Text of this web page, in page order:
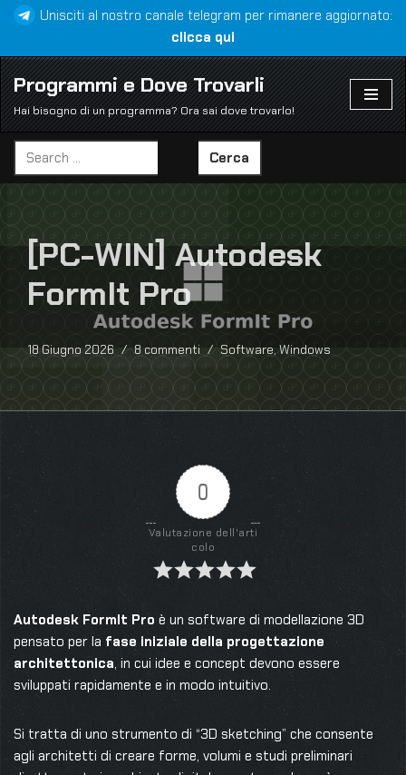
al
contenuto
Unisciti al nostro canale telegram per rimanere aggiornato:
clicca qui
Programmi e Dove Trovarli
Hai bisogno di un programma? Ora sai dove trovarlo!
Cerca
[PC-WIN] Autodesk
FormIt Pro
18 Giugno 2026 8 commenti Software,Windows
0
Valutazione dell'arti
colo
Autodesk FormIt Pro è un software di modellazione 3D
pensato per la fase iniziale della progettazione
architettonica, in cui idee e concept devono essere
sviluppati rapidamente e in modo intuitivo.
Si tratta di uno strumento di “3D sketching” che consente
agli architetti di creare forme, volumi e studi preliminari